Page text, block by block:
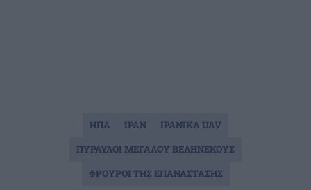
ΗΠΑ ΙΡΑΝ
ΙΡΑΝΙΚΑ UAV
ΠΥΡΑΥΛΟΙ ΜΕΓΑΛΟΥ ΒΕΛΗΝΕΚΟΥΣ
ΦΡΟΥΡΟΙ ΤΗΣ ΕΠΑΝΑΣΤΑΣΗΣ